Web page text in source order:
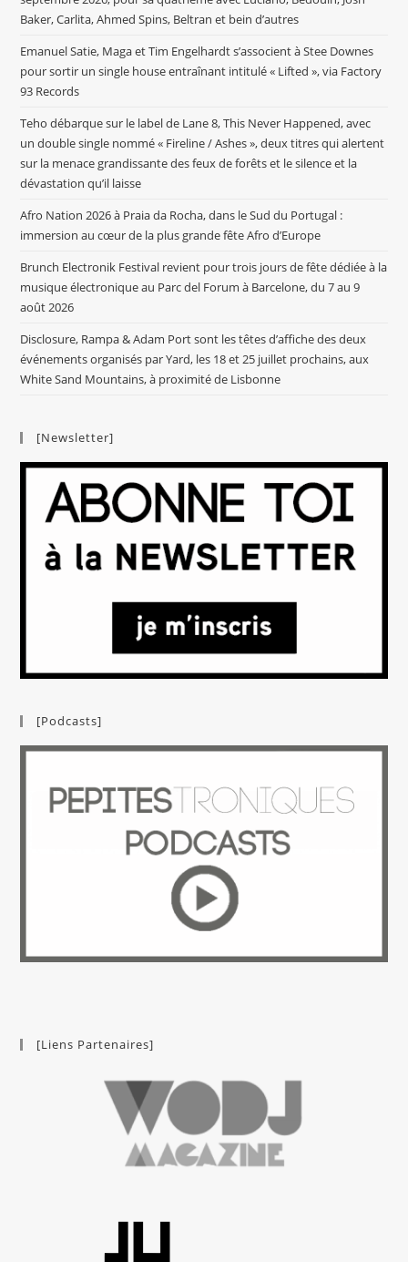
Baker, Carlita, Ahmed Spins, Beltran et bein d’autres
Emanuel Satie, Maga et Tim Engelhardt s’associent à Stee Downes
pour sortir un single house entraînant intitulé « Lifted », via Factory
93 Records
Teho débarque sur le label de Lane 8, This Never Happened, avec
un double single nommé « Fireline / Ashes », deux titres qui alertent
sur la menace grandissante des feux de forêts et le silence et la
dévastation qu’il laisse
Afro Nation 2026 à Praia da Rocha, dans le Sud du Portugal :
immersion au cœur de la plus grande fête Afro d’Europe
Brunch Electronik Festival revient pour trois jours de fête dédiée à la
musique électronique au Parc del Forum à Barcelone, du 7 au 9
août 2026
Disclosure, Rampa & Adam Port sont les têtes d’affiche des deux
événements organisés par Yard, les 18 et 25 juillet prochains, aux
White Sand Mountains, à proximité de Lisbonne
[Newsletter]
[Podcasts]
[Liens Partenaires]